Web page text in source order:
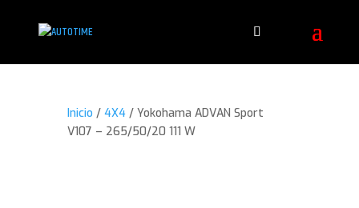
Inicio /4X4 / Yokohama ADVAN Sport
V107 – 265/50/20 111 W